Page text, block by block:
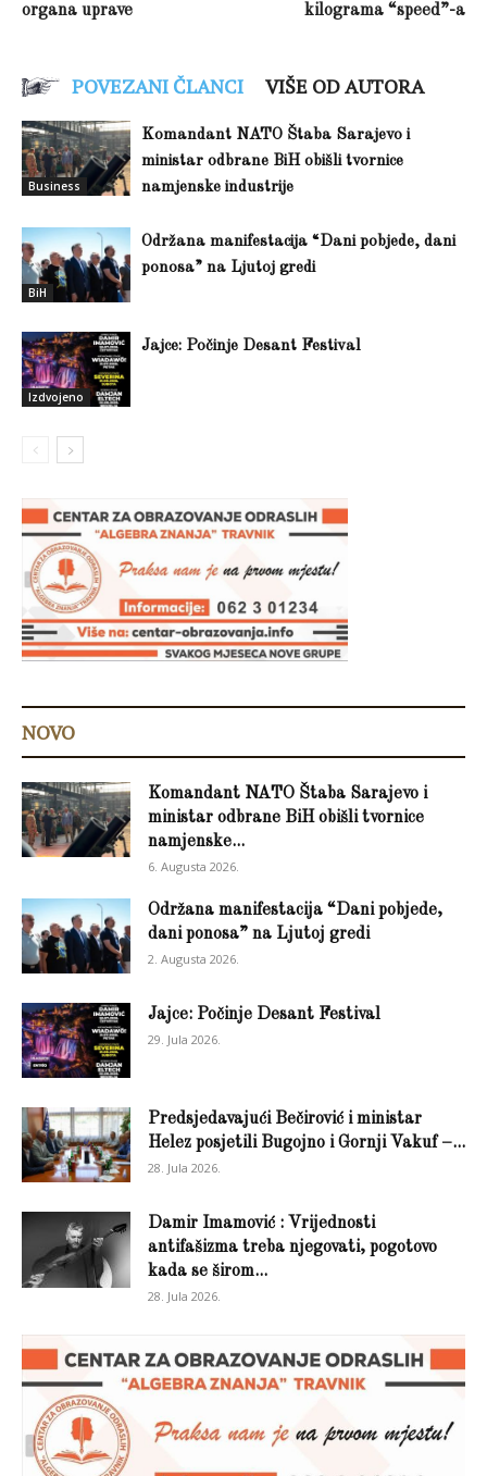
organa uprave kilograma “speed”-a
POVEZANI ČLANCI VIŠE OD AUTORA
Business
Komandant NATO Štaba Sarajevo i
ministar odbrane BiH obišli tvornice
namjenske industrije
BiH
Održana manifestacija “Dani pobjede, dani
ponosa” na Ljutoj gredi
Izdvojeno
Jajce: Počinje Desant Festival
NOVO
Komandant NATO Štaba Sarajevo i
ministar odbrane BiH obišli tvornice
namjenske...
6. Augusta 2026.
Održana manifestacija “Dani pobjede,
dani ponosa” na Ljutoj gredi
2. Augusta 2026.
Jajce: Počinje Desant Festival
29. Jula 2026.
Predsjedavajući Bečirović i ministar
Helez posjetili Bugojno i Gornji Vakuf –...
28. Jula 2026.
Damir Imamović : Vrijednosti
antifašizma treba njegovati, pogotovo
kada se širom...
28. Jula 2026.